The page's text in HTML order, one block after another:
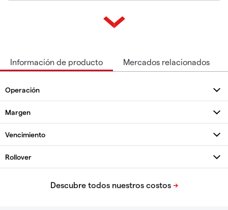
Información de producto Mercados relacionados